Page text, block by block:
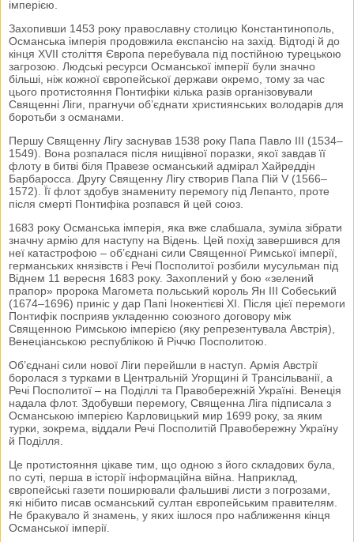
імперією.
Захопивши 1453 року православну столицю Константинополь,
Османська імперія продовжила експансію на захід. Відтоді й до
кінця XVII століття Європа перебувала під постійною турецькою
загрозою. Людські ресурси Османської імперії були значно
більші, ніж кожної європейської держави окремо, тому за час
цього протистояння Понтифіки кілька разів організовували
Священні Ліги, прагнучи об’єднати християнських володарів для
боротьби з османами.
Першу Священну Лігу заснував 1538 року Папа Павло ІІІ (1534–
1549). Вона розпалася після нищівної поразки, якої завдав її
флоту в битві біля Правезе османський адмірал Хайреддін
Барбаросса. Другу Священну Лігу створив Папа Пій V (1566–
1572). Її флот здобув знамениту перемогу під Лепанто, проте
після смерті Понтифіка розпався й цей союз.
1683 року Османська імперія, яка вже слабшала, зуміла зібрати
значну армію для наступу на Відень. Цей похід завершився для
неї катастрофою – об’єднані сили Священної Римської імперії,
германських князівств і Речі Посполитої розбили мусульман під
Віднем 11 вересня 1683 року. Захоплений у бою «зелений
прапор» пророка Магомета польський король Ян ІІІ Собеський
(1674–1696) приніс у дар Папі Інокентієві ХІ. Після цієї перемоги
Понтифік посприяв укладенню союзного договору між
Священною Римською імперією (яку репрезентувала Австрія),
Венеціанською республікою й Річчю Посполитою.
Об’єднані сили нової Ліги перейшли в наступ. Армія Австрії
боролася з турками в Центральній Угорщині й Трансільванії, а
Речі Посполитої – на Поділлі та Правобережній Україні. Венеція
надала флот. Здобувши перемогу, Священна Ліга підписала з
Османською імперією Карловицький мир 1699 року, за яким
турки, зокрема, віддали Речі Посполитій Правобережну Україну
й Поділля.
Це протистояння цікаве тим, що одною з його складових була,
по суті, перша в історії інформаційна війна. Наприклад,
європейські газети поширювали фальшиві листи з погрозами,
які нібито писав османський султан європейським правителям.
Не бракувало й знамень, у яких ішлося про наближення кінця
Османської імперії.